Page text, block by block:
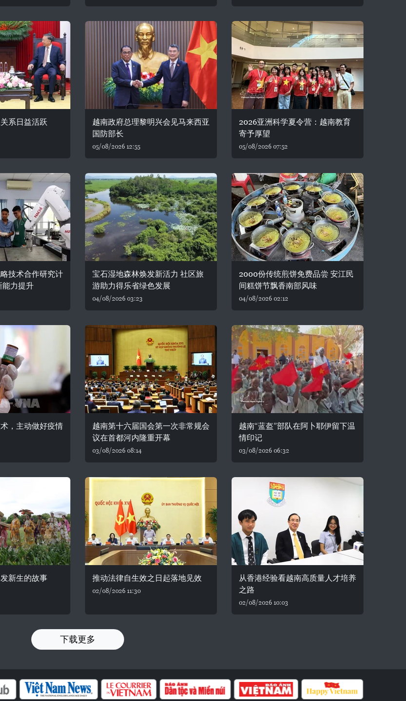
系日益活跃
越南政府总理黎明兴会见马来西亚
国防部长
05/08/2026 12:55
2026亚洲科学夏令营：越南教育
寄予厚望
05/08/2026 07:52
技术合作研究计
能力提升
宝石湿地森林焕发新活力 社区旅
游助力得乐省绿色发展
04/08/2026 03:23
2000份传统煎饼免费品尝 安江民
间糕饼节飘香南部风味
04/08/2026 02:12
，主动做好疫情
越南第十六届国会第一次非常规会
议在首都河内隆重开幕
03/08/2026 08:14
越南“蓝盔”部队在阿卜耶伊留下温
情印记
03/08/2026 06:32
新生的故事 推动法律自生效之日起落地见效
02/08/2026 11:30
从香港经验看越南高质量人才培养
之路
02/08/2026 10:03
下载更多